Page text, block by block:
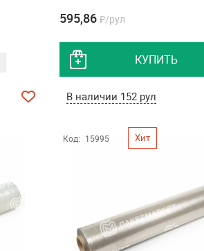
595,86 ₽/рул
КУПИТЬ
В наличии 152 рул
Код: 15995 Хит